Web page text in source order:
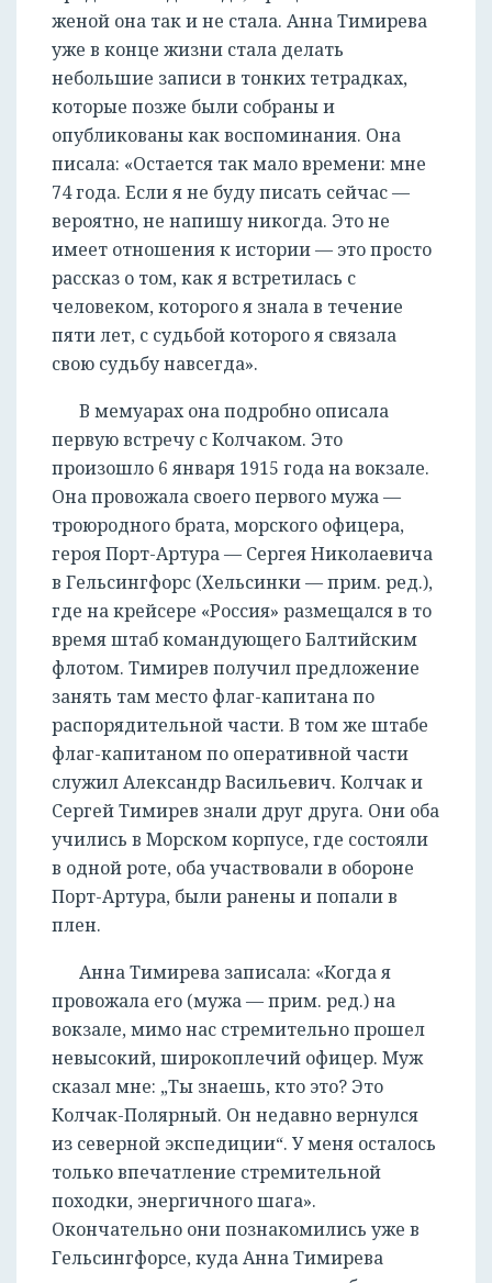
женой она так и не стала. Анна Тимирева
уже в конце жизни стала делать
небольшие записи в тонких тетрадках,
которые позже были собраны и
опубликованы как воспоминания. Она
писала: «Остается так мало времени: мне
74 года. Если я не буду писать сейчас —
вероятно, не напишу никогда. Это не
имеет отношения к истории — это просто
рассказ о том, как я встретилась с
человеком, которого я знала в течение
пяти лет, с судьбой которого я связала
свою судьбу навсегда».
В мемуарах она подробно описала
первую встречу с Колчаком. Это
произошло 6 января 1915 года на вокзале.
Она провожала своего первого мужа —
троюродного брата, морского офицера,
героя Порт-Артура — Сергея Николаевича
в Гельсингфорс (Хельсинки — прим. ред.),
где на крейсере «Россия» размещался в то
время штаб командующего Балтийским
флотом. Тимирев получил предложение
занять там место флаг-капитана по
распорядительной части. В том же штабе
флаг-капитаном по оперативной части
служил Александр Васильевич. Колчак и
Сергей Тимирев знали друг друга. Они оба
учились в Морском корпусе, где состояли
в одной роте, оба участвовали в обороне
Порт-Артура, были ранены и попали в
плен.
Анна Тимирева записала: «Когда я
провожала его (мужа — прим. ред.) на
вокзале, мимо нас стремительно прошел
невысокий, широкоплечий офицер. Муж
сказал мне: „Ты знаешь, кто это? Это
Колчак-Полярный. Он недавно вернулся
из северной экспедиции“. У меня осталось
только впечатление стремительной
походки, энергичного шага».
Окончательно они познакомились уже в
Гельсингфорсе, куда Анна Тимирева